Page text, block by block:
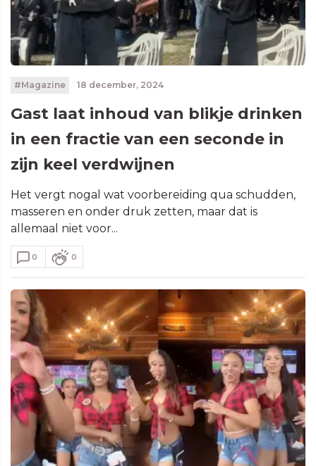
#Magazine 18 december, 2024
Gast laat inhoud van blikje drinken
in een fractie van een seconde in
zijn keel verdwijnen
Het vergt nogal wat voorbereiding qua schudden,
masseren en onder druk zetten, maar dat is
allemaal niet voor...
0 0